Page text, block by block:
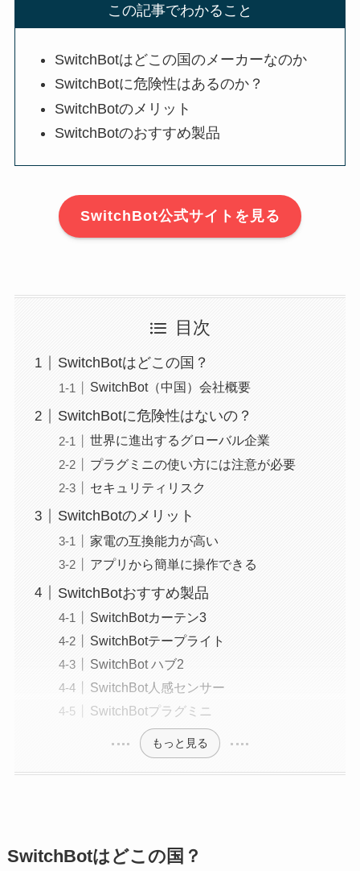
この記事でわかること
SwitchBotはどこの国のメーカーなのか
SwitchBotに危険性はあるのか？
SwitchBotのメリット
SwitchBotのおすすめ製品
SwitchBot公式サイトを見る
目次
SwitchBotはどこの国？
SwitchBot（中国）会社概要
SwitchBotに危険性はないの？
世界に進出するグローバル企業
プラグミニの使い方には注意が必要
セキュリティリスク
SwitchBotのメリット
家電の互換能力が高い
アプリから簡単に操作できる
SwitchBotおすすめ製品
SwitchBotカーテン3
SwitchBotテープライト
SwitchBot ハブ2
SwitchBot人感センサー
SwitchBotプラグミニ
もっと見る
SwitchBotはどこの国？